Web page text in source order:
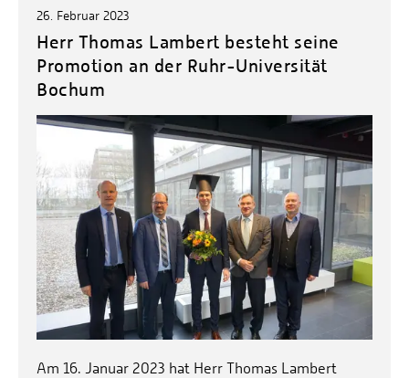
26. Februar 2023
Herr Thomas Lambert besteht seine
Promotion an der Ruhr-Universität
Bochum
Am 16. Januar 2023 hat Herr Thomas Lambert